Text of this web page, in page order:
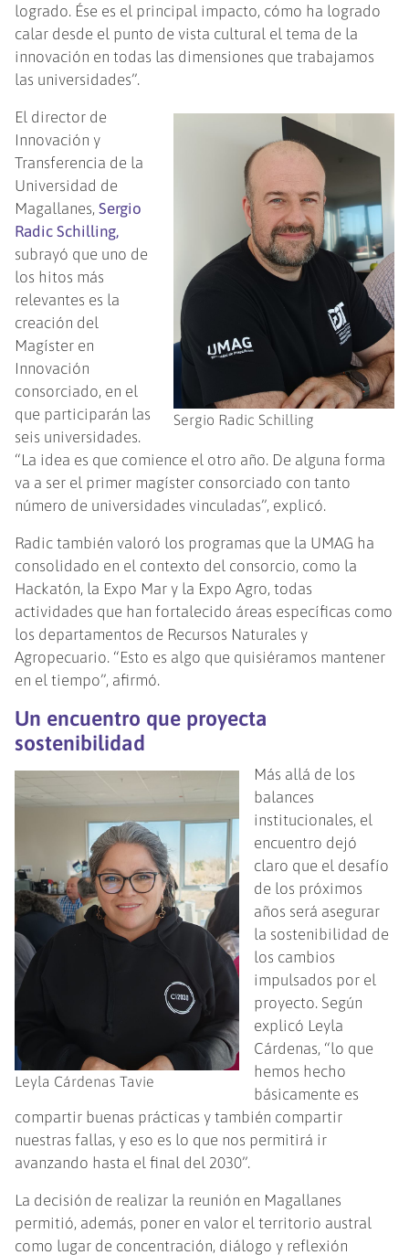
logrado. Ése es el principal impacto, cómo ha logrado
calar desde el punto de vista cultural el tema de la
innovación en todas las dimensiones que trabajamos
las universidades”.
Sergio Radic Schilling
El director de
Innovación y
Transferencia de la
Universidad de
Magallanes,Sergio
Radic Schilling,
subrayó que uno de
los hitos más
relevantes es la
creación del
Magíster en
Innovación
consorciado, en el
que participarán las
seis universidades.
“La idea es que comience el otro año. De alguna forma
va a ser el primer magíster consorciado con tanto
número de universidades vinculadas”, explicó.
Radic también valoró los programas que la UMAG ha
consolidado en el contexto del consorcio, como la
Hackatón, la Expo Mar y la Expo Agro, todas
actividades que han fortalecido áreas específicas como
los departamentos de Recursos Naturales y
Agropecuario. “Esto es algo que quisiéramos mantener
en el tiempo”, afirmó.
Un encuentro que proyecta
sostenibilidad
Leyla Cárdenas Tavie
Más allá de los
balances
institucionales, el
encuentro dejó
claro que el desafío
de los próximos
años será asegurar
la sostenibilidad de
los cambios
impulsados por el
proyecto. Según
explicó Leyla
Cárdenas, “lo que
hemos hecho
básicamente es
compartir buenas prácticas y también compartir
nuestras fallas, y eso es lo que nos permitirá ir
avanzando hasta el final del 2030”.
La decisión de realizar la reunión en Magallanes
permitió, además, poner en valor el territorio austral
como lugar de concentración, diálogo y reflexión